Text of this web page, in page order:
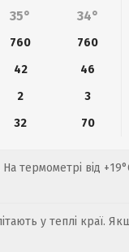
35° 34°
760 760
42 46
2 3
32 70
термометрі від
у теплі краї.